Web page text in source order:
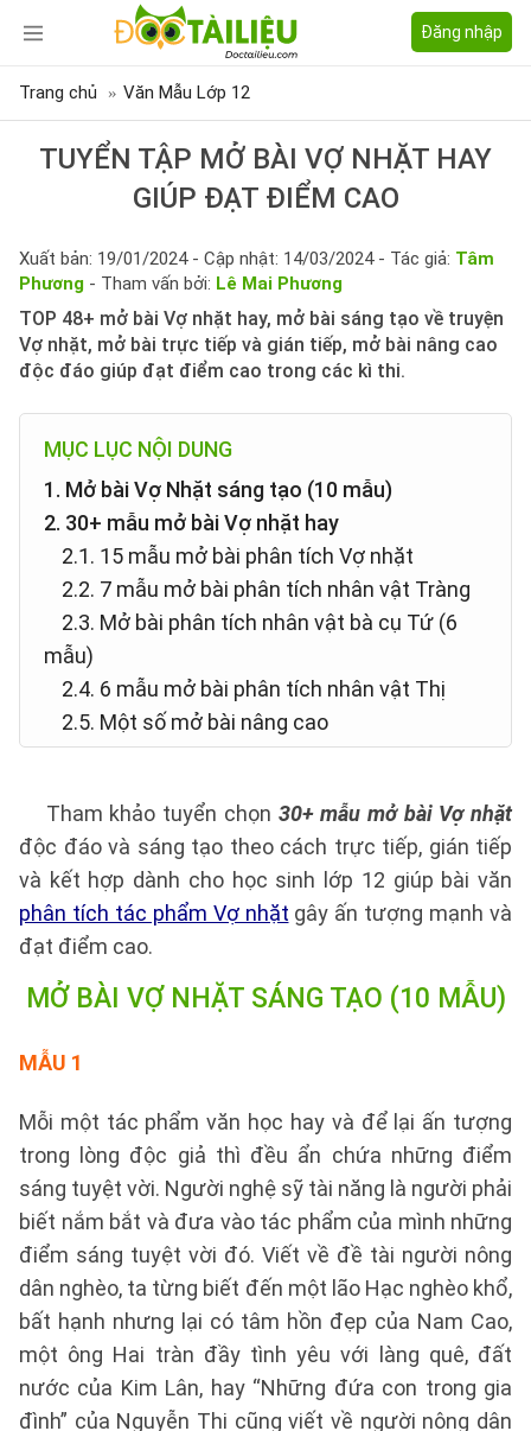
Đăng nhập
Trang chủ Văn Mẫu Lớp 12
TUYỂN TẬP MỞ BÀI VỢ NHẶT HAY
GIÚP ĐẠT ĐIỂM CAO
Xuất bản: 19/01/2024 - Cập nhật: 14/03/2024 - Tác giả: Tâm
Phương - Tham vấn bởi: Lê Mai Phương
TOP 48+ mở bài Vợ nhặt hay, mở bài sáng tạo về truyện
Vợ nhặt, mở bài trực tiếp và gián tiếp, mở bài nâng cao
độc đáo giúp đạt điểm cao trong các kì thi.
MỤC LỤC NỘI DUNG
1. Mở bài Vợ Nhặt sáng tạo (10 mẫu)
2. 30+ mẫu mở bài Vợ nhặt hay
2.1. 15 mẫu mở bài phân tích Vợ nhặt
2.2. 7 mẫu mở bài phân tích nhân vật Tràng
2.3. Mở bài phân tích nhân vật bà cụ Tứ (6
mẫu)
2.4. 6 mẫu mở bài phân tích nhân vật Thị
2.5. Một số mở bài nâng cao
Tham khảo tuyển chọn 30+ mẫu mở bài Vợ nhặt
độc đáo và sáng tạo theo cách trực tiếp, gián tiếp
và kết hợp dành cho học sinh lớp 12 giúp bài văn
phân tích tác phẩm Vợ nhặt gây ấn tượng mạnh và
đạt điểm cao.
MỞ BÀI VỢ NHẶT SÁNG TẠO (10 MẪU)
MẪU 1
Mỗi một tác phẩm văn học hay và để lại ấn tượng
trong lòng độc giả thì đều ẩn chứa những điểm
sáng tuyệt vời. Người nghệ sỹ tài năng là người phải
biết nắm bắt và đưa vào tác phẩm của mình những
điểm sáng tuyệt vời đó. Viết về đề tài người nông
dân nghèo, ta từng biết đến một lão Hạc nghèo khổ,
bất hạnh nhưng lại có tâm hồn đẹp của Nam Cao,
một ông Hai tràn đầy tình yêu với làng quê, đất
nước của Kim Lân, hay “Những đứa con trong gia
đình” của Nguyễn Thi cũng viết về người nông dân